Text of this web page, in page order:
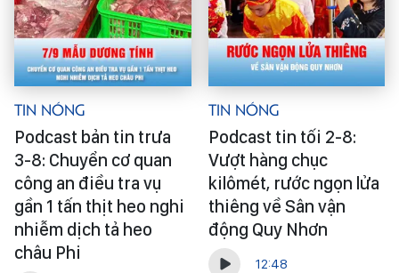
Tin Nóng
Podcast bản tin trưa
3-8: Chuyển cơ quan
công an điều tra vụ
gần 1 tấn thịt heo nghi
nhiễm dịch tả heo
châu Phi
Tin Nóng
Podcast tin tối 2-8:
Vượt hàng chục
kilômét, rước ngọn lửa
thiêng về Sân vận
động Quy Nhơn
12:48